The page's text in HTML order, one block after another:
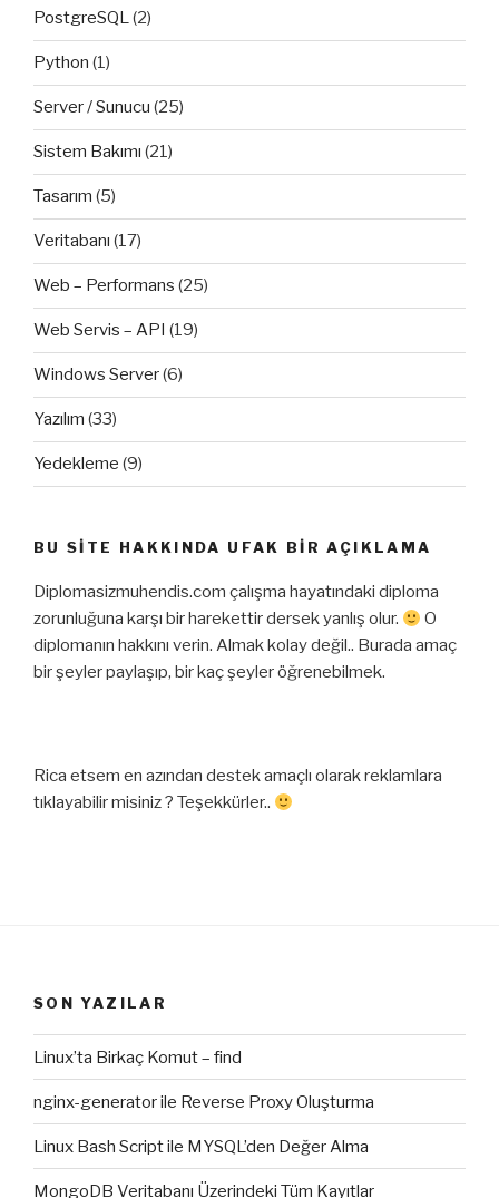
PostgreSQL(2)
Python (1)
Server / Sunucu (25)
Sistem Bakımı (21)
Tasarım (5)
Veritabanı (17)
Web – Performans (25)
Web Servis – API (19)
Windows Server(6)
Yazılım (33)
Yedekleme (9)
BU SITE HAKKINDA UFAK BIR AÇIKLAMA
Diplomasizmuhendis.com çalışma hayatındaki diploma
zorunluğuna karşı bir harekettir dersek yanlış olur.
O
diplomanın hakkını verin. Almak kolay değil.. Burada amaç
bir şeyler paylaşıp, bir kaç şeyler öğrenebilmek.
Rica etsem en azından destek amaçlı olarak reklamlara
tıklayabilir misiniz ? Teşekkürler..
SON YAZILAR
Linux’ta Birkaç Komut – find
nginx-generator ile Reverse Proxy Oluşturma
Linux Bash Script ile MYSQL’den Değer Alma
MongoDB Veritabanı Üzerindeki Tüm Kayıtlar